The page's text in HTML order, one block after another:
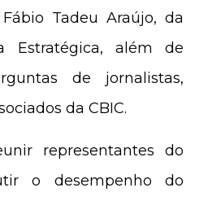
Tadeu Araújo, da
Estratégica, além de
de jornalistas,
da CBIC.
representantes do
o desempenho do